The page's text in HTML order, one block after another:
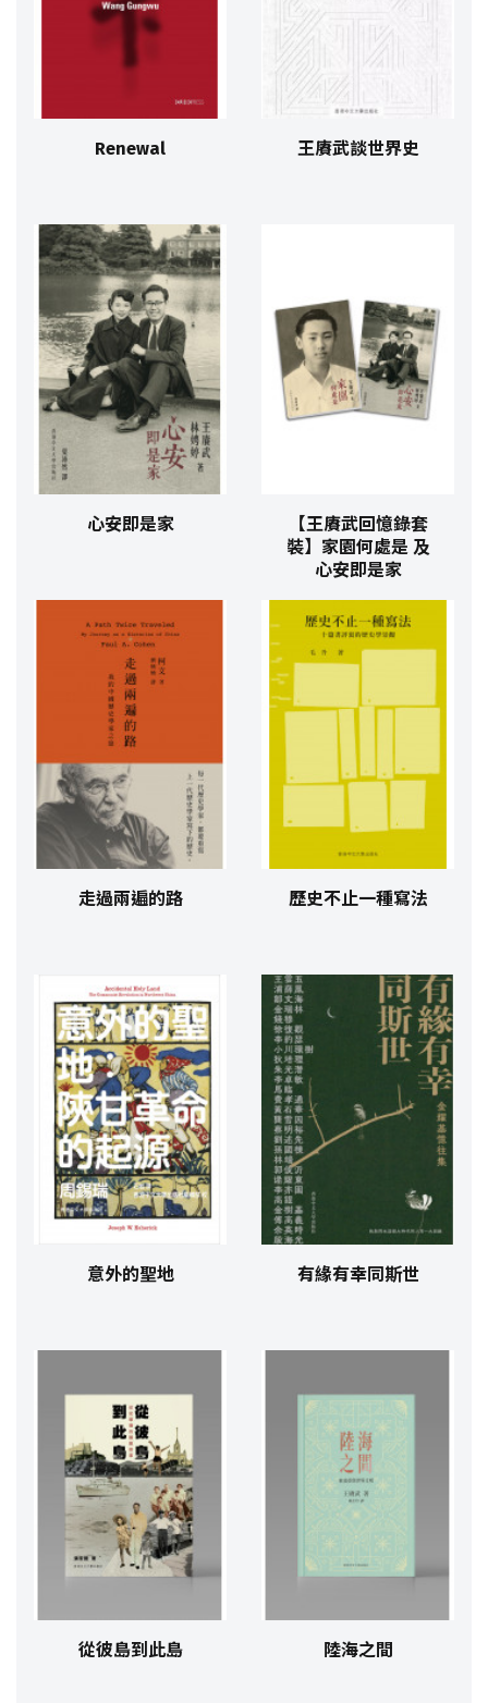
Renewal 王賡武談世界史
心安即是家
【王賡武回憶錄套
裝】家園何處是 及
心安即是家
走過兩遍的路 歷史不止一種寫法
意外的聖地 有緣有幸同斯世
從彼島到此島 陸海之間